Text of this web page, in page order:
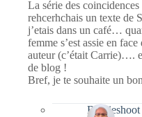
La série des
rehcerhchais un texte de
j’etais dans un café…
femme s’est assie en
auteur (c’était Carrie)….
de blog !
Bref, je te souhaite un
Bernieshoot